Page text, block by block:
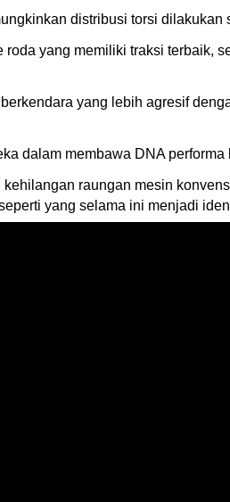
distribusi torsi dilakukan
yang memiliki traksi terbaik,
yang lebih agresif
dalam membawa DNA
raungan mesin
yang selama ini menjadi